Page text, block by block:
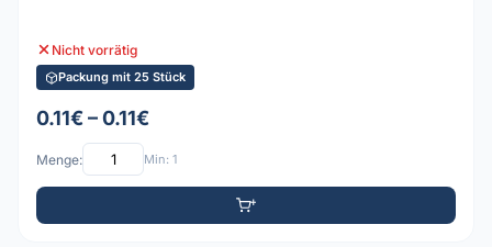
Nicht vorrätig
Packung mit 25 Stück
0.11€ – 0.11€
Menge: Min: 1